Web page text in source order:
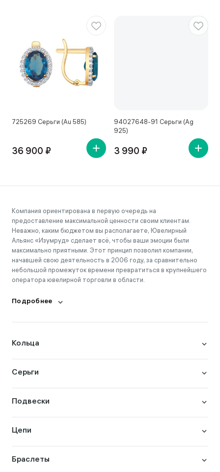
725269 Серьги (Au 585)
36 900 ₽
94027648-91 Серьги (Ag
925)
3 990 ₽
Компания ориентирована в первую очередь на
предоставление максимальной ценности своим клиентам.
Неважно, каким бюджетом вы располагаете, Ювелирный
Альянс «Изумруд» сделает всё, чтобы ваши эмоции были
максимально приятными. Этот принцип позволил компании,
начавшей свою деятельность в 2006 году, за сравнительно
небольшой промежуток времени превратиться в крупнейшего
оператора ювелирной торговли в области.
Подробнее
Кольца
Серьги
Подвески
Цепи
Браслеты